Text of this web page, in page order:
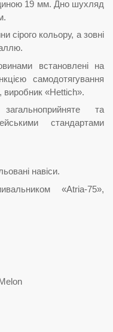
19 мм. Дно шухляд
сірого кольору, а зовні
встановлені на
самодотягування
виробник «Hettich».
та
стандартами
навіси.
«Atria-75»,